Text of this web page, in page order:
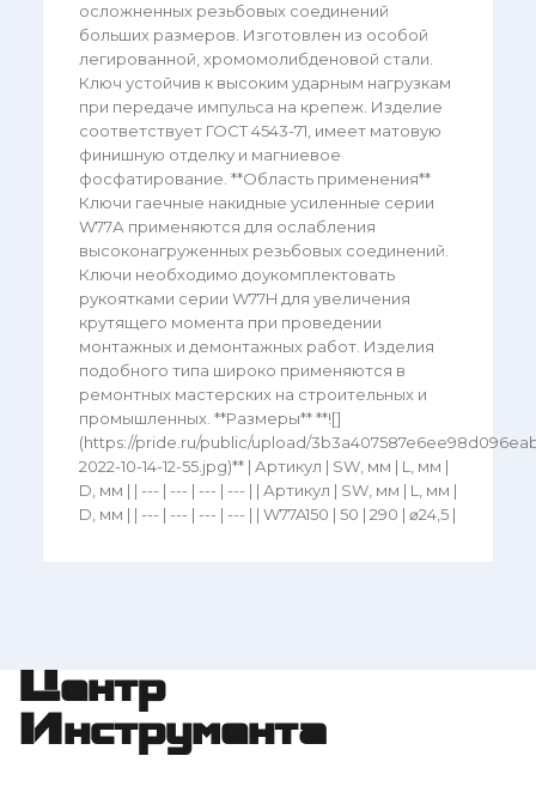
осложненных резьбовых соединений
больших размеров. Изготовлен из особой
легированной, хромомолибденовой стали.
Ключ устойчив к высоким ударным нагрузкам
при передаче импульса на крепеж. Изделие
соответствует ГОСТ 4543-71, имеет матовую
финишную отделку и магниевое
фосфатирование. **Область применения**
Ключи гаечные накидные усиленные серии
W77А применяются для ослабления
высоконагруженных резьбовых соединений.
Ключи необходимо доукомплектовать
рукоятками серии W77H для увеличения
крутящего момента при проведении
монтажных и демонтажных работ. Изделия
подобного типа широко применяются в
ремонтных мастерских на строительных и
промышленных. **Размеры** **![]
(https://pride.ru/public/upload/
2022-10-14-12-55.jpg)** | Артикул | SW, мм | L, мм |
D, мм | | --- | --- | --- | --- | | Артикул | SW, мм | L, мм |
D, мм | | --- | --- | --- | --- | | W77A150 | 50 | 290 | ⌀24,5 |
Центр
Инструмента